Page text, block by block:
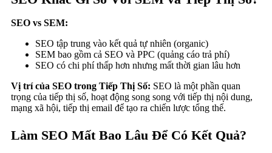
SEO vs SEM:
SEO tập trung vào kết quả tự nhiên (organic)
SEM bao gồm cả SEO và PPC (quảng cáo trả phí)
SEO có chi phí thấp hơn nhưng mất thời gian lâu hơn
Vị trí của SEO trong Tiếp Thị Số: SEO là một phần quan
trọng của tiếp thị số, hoạt động song song với tiếp thị nội dung,
mạng xã hội, tiếp thị email để tạo ra chiến lược tổng thể.
Làm SEO Mất Bao Lâu Để Có Kết Quả?